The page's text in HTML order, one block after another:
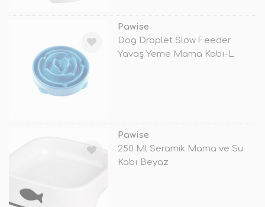
Pawise
Dog Droplet Slow Feeder
Yavaş Yeme Mama Kabı-L
Pawise
250 Ml Seramik Mama ve Su
Kabı Beyaz